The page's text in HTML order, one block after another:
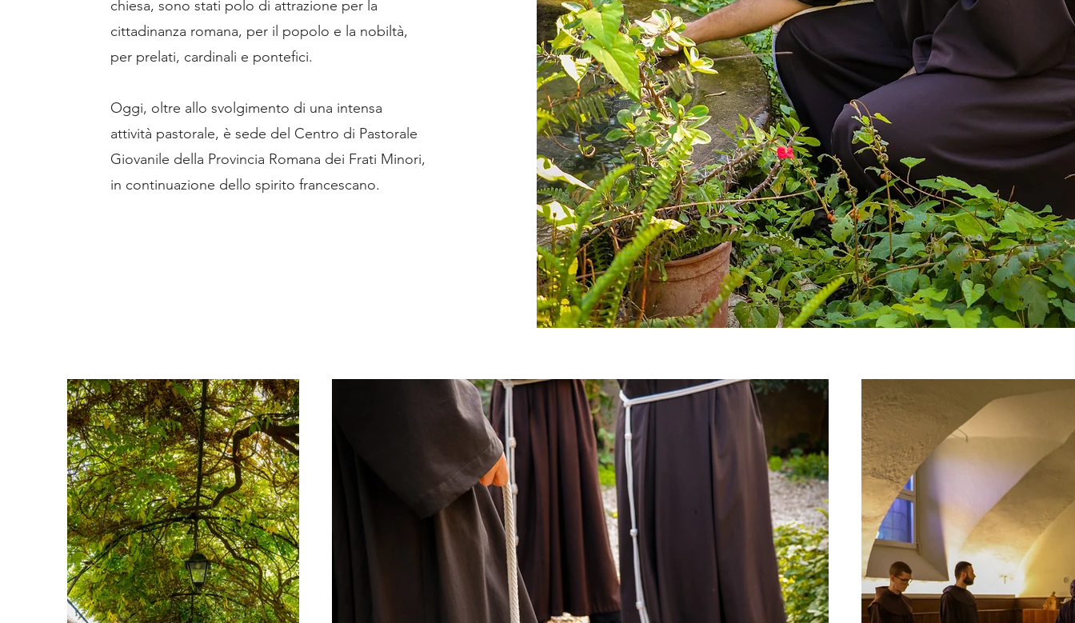
chiesa, sono stati polo di attrazione per la
cittadinanza romana, per il popolo e la nobiltà,
per prelati, cardinali e pontefici.
Oggi, oltre allo svolgimento di una intensa
attività pastorale, è sede del Centro di Pastorale
Giovanile della Provincia Romana dei Frati Minori,
in continuazione dello spirito francescano.